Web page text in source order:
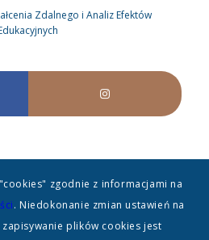
Zdalnego i Analiz Efektów
zgodnie z informacjami na
. Niedokonanie zmian ustawień na
plików cookies jest